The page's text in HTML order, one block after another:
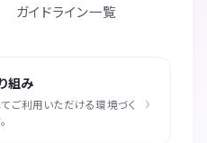
ガイドライン一覧
組み
ご利用いただける環境づく
›